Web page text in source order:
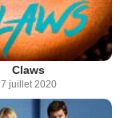
Claws
7 juillet 2020